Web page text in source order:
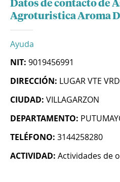
Datos de contacto de
Agroturistica Aroma
Ayuda
NIT: 9019456991
DIRECCIÓN: LUGAR VTE
CIUDAD: VILLAGARZON
DEPARTAMENTO:
TELÉFONO: 3144258280
ACTIVIDAD: Actividades de